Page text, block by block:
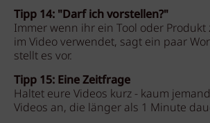
Tipp 14: "Darf ich vorstellen?"
Immer wenn ihr ein Tool oder Produkt
im Video verwendet, sagt ein paar
stellt es vor.
Tipp 15: Eine Zeitfrage
Haltet eure Videos kurz - kaum
Videos an, die länger als 1 Minute